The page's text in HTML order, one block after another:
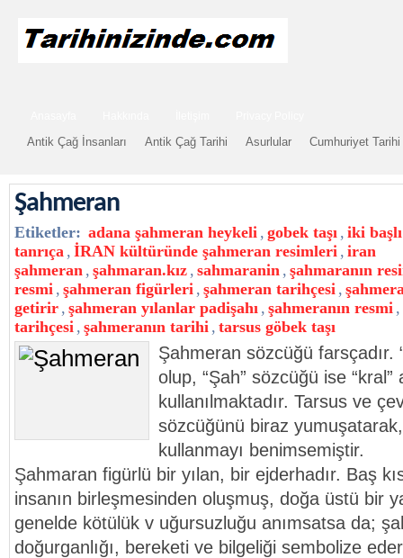
Antik Çağ İnsanları Antik Çağ Tarihi Asurlular Cumhuriyet Tarihi
Şahmeran
Etiketler: adana şahmeran heykeli , gobek taşı , iki
tanrıça , İRAN kültüründe şahmeran resimleri , iran
şahmeran , şahmaran.kız , sahmaranin , şahmaranın
resmi , şahmeran figürleri , şahmeran tarihçesi ,
getirir , şahmeran yılanlar padişahı , şahmeranın resmi ,
tarihçesi , şahmeranın tarihi , tarsus göbek taşı
Şahmeran sözcüğü farsçadır.
olup, “Şah” sözcüğü ise “kral”
kullanılmaktadır. Tarsus ve
sözcüğünü biraz
kullanmayı benimsemiştir.
Şahmaran figürlü bir yılan, bir ejderhadır. Baş
insanın birleşmesinden oluşmuş, doğa üstü bir
genelde kötülük v uğursuzluğu anımsatsa da;
doğurganlığı, bereketi ve bilgeliği sembolize